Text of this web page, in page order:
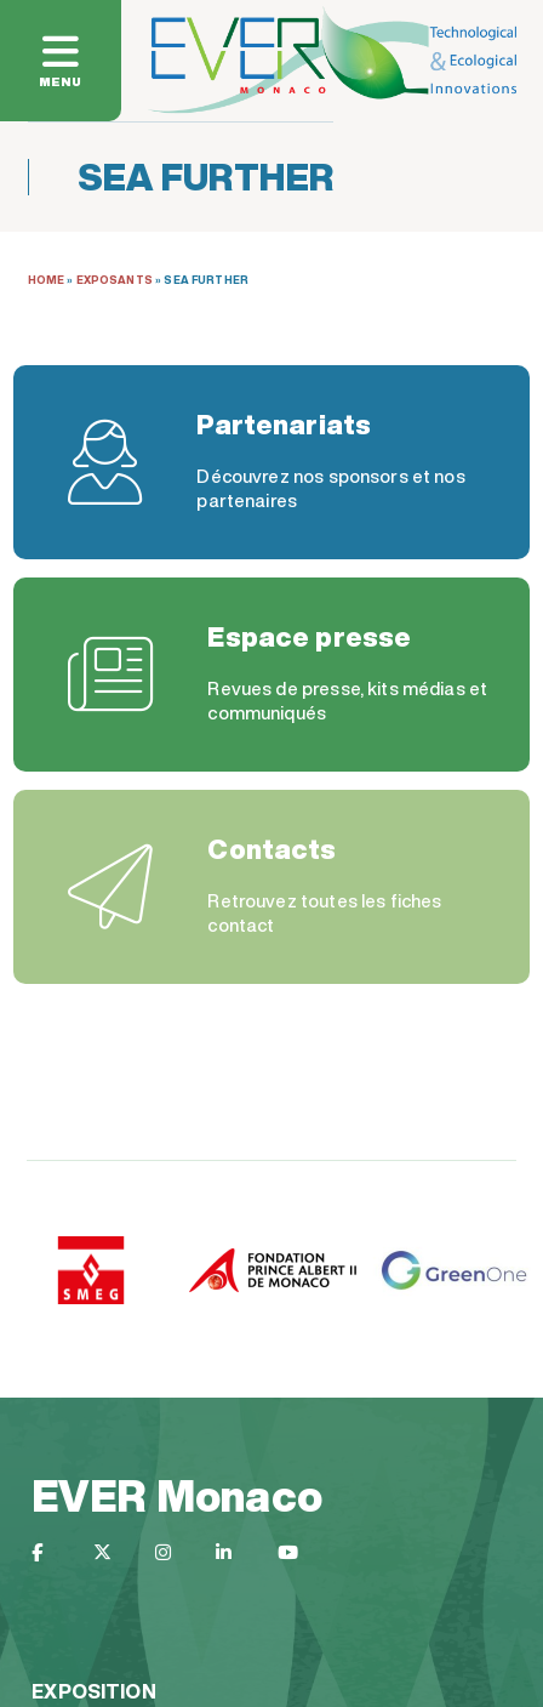
MENU
SEA FURTHER
HOME» EXPOSANTS »SEA FURTHER
Partenariats
Découvrez nos sponsors et nos
partenaires
Espace presse
Revues de presse, kits médias et
communiqués
Contacts
Retrouvez toutes les fiches
contact
EVER Monaco
EXPOSITION